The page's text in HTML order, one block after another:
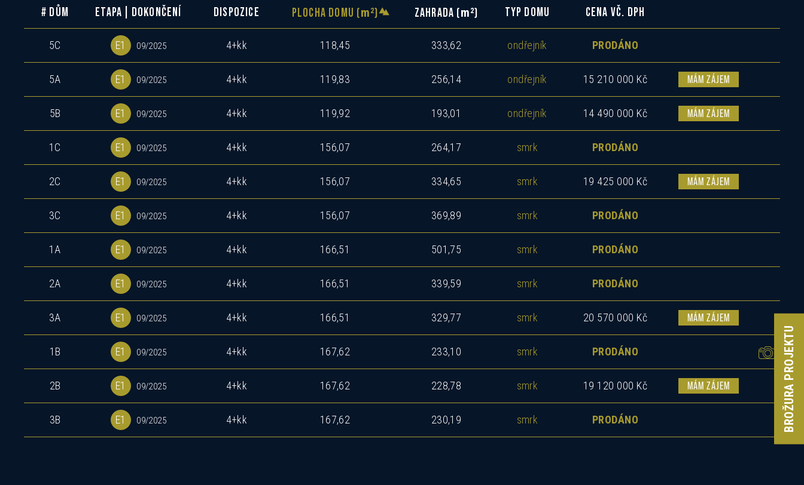
# DŮM ETAPA | DOKONČENÍ DISPOZICE PLOCHA DOMU ( m 2) ZAHRADA ( m 2) TYP DOMU CENA VČ. DPH
5C E1 09/2025 4+kk 118,45 333,62 ondřejník PRODÁNO
5A E1 09/2025 4+kk 119,83 256,14 ondřejník 15 210 000 Kč MÁM ZÁJEM
5B E1 09/2025 4+kk 119,92 193,01 ondřejník 14 490 000 Kč MÁM ZÁJEM
1C E1 09/2025 4+kk 156,07 264,17 smrk PRODÁNO
2C E1 09/2025 4+kk 156,07 334,65 smrk 19 425 000 Kč MÁM ZÁJEM
3C E1 09/2025 4+kk 156,07 369,89 smrk PRODÁNO
1A E1 09/2025 4+kk 166,51 501,75 smrk PRODÁNO
2A E1 09/2025 4+kk 166,51 339,59 smrk PRODÁNO
3A E1 09/2025 4+kk 166,51 329,77 smrk 20 570 000 Kč MÁM ZÁJEM
1B E1 09/2025 4+kk 167,62 233,10 smrk PRODÁNO
2B E1 09/2025 4+kk 167,62 228,78 smrk 19 120 000 Kč MÁM ZÁJEM
3B E1 09/2025 4+kk 167,62 230,19 smrk PRODÁNO BROŽURA PROJEKTU
Pokud Vás zajímá tento dům, ozvěte se nám a rádi Vás
Mám zájem o dotovanou hypotéku 2,89%
Preferovaný jazyk